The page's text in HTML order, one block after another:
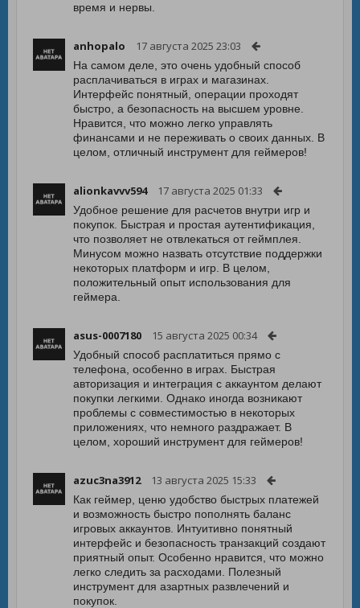
время и нервы.
anhopalo 17 августа 2025 23:03
На самом деле, это очень удобный способ
расплачиваться в играх и магазинах.
Интерфейс понятный, операции проходят
быстро, а безопасность на высшем уровне.
Нравится, что можно легко управлять
финансами и не переживать о своих данных. В
целом, отличный инструмент для геймеров!
alionkavvv594 17 августа 2025 01:33
Удобное решение для расчетов внутри игр и
покупок. Быстрая и простая аутентификация,
что позволяет не отвлекаться от геймплея.
Минусом можно назвать отсутствие поддержки
некоторых платформ и игр. В целом,
положительный опыт использования для
геймера.
asus-0007180 15 августа 2025 00:34
Удобный способ расплатиться прямо с
телефона, особенно в играх. Быстрая
авторизация и интеграция с аккаунтом делают
покупки легкими. Однако иногда возникают
проблемы с совместимостью в некоторых
приложениях, что немного раздражает. В
целом, хороший инструмент для геймеров!
azuc3na3912 13 августа 2025 15:33
Как геймер, ценю удобство быстрых платежей
и возможность быстро пополнять баланс
игровых аккаунтов. Интуитивно понятный
интерфейс и безопасность транзакций создают
приятный опыт. Особенно нравится, что можно
легко следить за расходами. Полезный
инструмент для азартных развлечений и
покупок.